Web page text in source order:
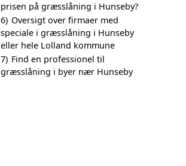
prisen på græsslåning i Hunseby?
6) Oversigt over firmaer med
speciale i græsslåning i Hunseby
eller hele Lolland kommune
7) Find en professionel til
græsslåning i byer nær Hunseby